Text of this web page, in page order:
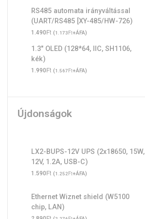
RS485 automata irányváltással
(UART/RS485 [XY-485/HW-726)
1.490Ft (1.173Ft+ÁFA)
1.3" OLED (128*64, IIC, SH1106,
kék)
1.990Ft (1.567Ft+ÁFA)
Újdonságok
LX2-BUPS-12V UPS (2x18650, 15W,
12V, 1.2A, USB-C)
1.590Ft (1.252Ft+ÁFA)
Ethernet Wiznet shield (W5100
chip, LAN)